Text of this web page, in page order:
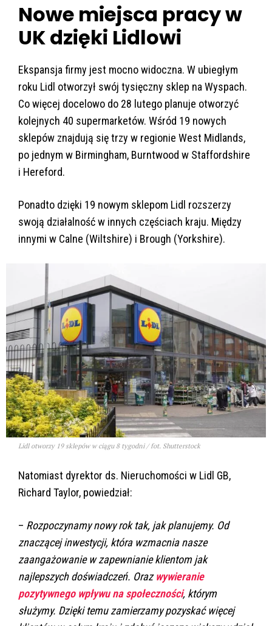
Nowe miejsca pracy w
UK dzięki Lidlowi
Ekspansja firmy jest mocno widoczna. W ubiegłym
roku Lidl otworzył swój tysięczny sklep na Wyspach.
Co więcej docelowo do 28 lutego planuje otworzyć
kolejnych 40 supermarketów. Wśród 19 nowych
sklepów znajdują się trzy w regionie West Midlands,
po jednym w Birmingham, Burntwood w Staffordshire
i Hereford.
Ponadto dzięki 19 nowym sklepom Lidl rozszerzy
swoją działalność w innych częściach kraju. Między
innymi w Calne (Wiltshire) i Brough (Yorkshire).
Lidl otworzy 19 sklepów w ciągu 8 tygodni / fot. Shutterstock
Natomiast dyrektor ds. Nieruchomości w Lidl GB,
Richard Taylor, powiedział:
– Rozpoczynamy nowy rok tak, jak planujemy. Od
znaczącej inwestycji, która wzmacnia nasze
zaangażowanie w zapewnianie klientom jak
najlepszych doświadczeń. Orazwywieranie
pozytywnego wpływu na społeczności, którym
służymy. Dzięki temu zamierzamy pozyskać więcej